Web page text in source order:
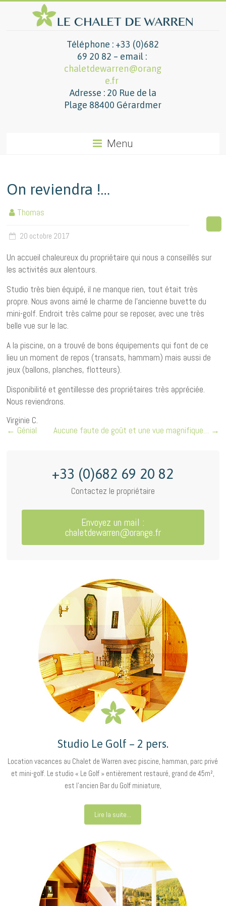
Téléphone : +33 (0)682
69 20 82 – email :
chaletdewarren@orang
e.fr
Adresse : 20 Rue de la
Plage 88400 Gérardmer
Menu
On reviendra !…
Thomas
20 octobre 2017
Un accueil chaleureux du propriétaire qui nous a conseillés sur
les activités aux alentours.
Studio très bien équipé, il ne manque rien, tout était très
propre. Nous avons aimé le charme de l’ancienne buvette du
mini-golf. Endroit très calme pour se reposer, avec une très
belle vue sur le lac.
A la piscine, on a trouvé de bons équipements qui font de ce
lieu un moment de repos (transats, hammam) mais aussi de
jeux (ballons, planches, flotteurs).
Disponibilité et gentillesse des propriétaires très appréciée.
Nous reviendrons.
Virginie C.
← Génial Aucune faute de goût et une vue magnifique… →
+33 (0)682 69 20 82
Contactez le propriétaire
Envoyez un mail :
chaletdewarren@orange.fr
Studio Le Golf – 2 pers.
Location vacances au Chalet de Warren avec piscine, hamman, parc privé
et mini-golf. Le studio « Le Golf » entièrement restauré, grand de 45m²,
est l’ancien Bar du Golf miniature,
Lire la suite...